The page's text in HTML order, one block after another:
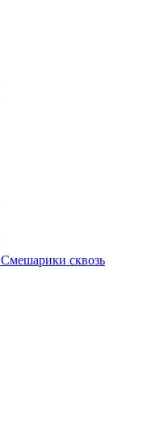
Смешарики сквозь